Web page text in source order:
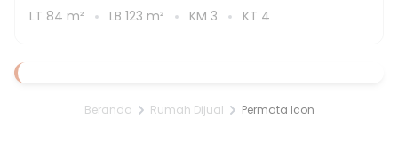
LT 84 m² LB 123 m² KM 3 KT 4
Beranda Rumah Dijual Permata Icon